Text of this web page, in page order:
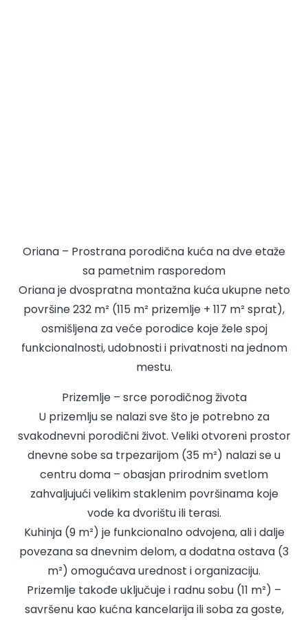
Oriana – Prostrana porodična kuća na dve etaže
sa pametnim rasporedom
Oriana je dvospratna montažna kuća ukupne neto
površine 232 m² (115 m² prizemlje + 117 m² sprat),
osmišljena za veće porodice koje žele spoj
funkcionalnosti, udobnosti i privatnosti na jednom
mestu.
Prizemlje – srce porodičnog života
U prizemlju se nalazi sve što je potrebno za
svakodnevni porodični život. Veliki otvoreni prostor
dnevne sobe sa trpezarijom (35 m²) nalazi se u
centru doma – obasjan prirodnim svetlom
zahvaljujući velikim staklenim površinama koje
vode ka dvorištu ili terasi.
Kuhinja (9 m²) je funkcionalno odvojena, ali i dalje
povezana sa dnevnim delom, a dodatna ostava (3
m²) omogućava urednost i organizaciju.
Prizemlje takođe uključuje i radnu sobu (11 m²) –
savršenu kao kućna kancelarija ili soba za goste,